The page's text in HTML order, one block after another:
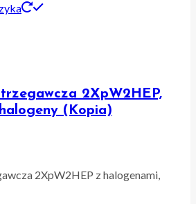
2XpW2HEP,
(Kopia)
2XpW2HEP z halogenami,